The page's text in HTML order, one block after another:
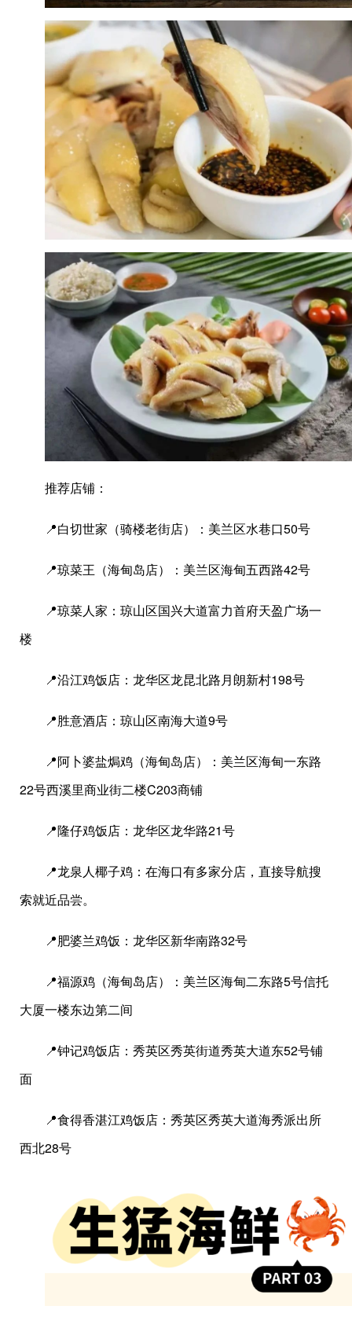
推荐店铺：
📍白切世家（骑楼老街店）：美兰区水巷口50号
📍琼菜王（海甸岛店）：美兰区海甸五西路42号
📍琼菜人家：琼山区国兴大道富力首府天盈广场一
楼
📍沿江鸡饭店：龙华区龙昆北路月朗新村198号
📍胜意酒店：琼山区南海大道9号
📍阿卜婆盐焗鸡（海甸岛店）：美兰区海甸一东路
22号西溪里商业街二楼C203商铺
📍隆仔鸡饭店：龙华区龙华路21号
📍龙泉人椰子鸡：在海口有多家分店，直接导航搜
索就近品尝。
📍肥婆兰鸡饭：龙华区新华南路32号
📍福源鸡（海甸岛店）：美兰区海甸二东路5号信托
大厦一楼东边第二间
📍钟记鸡饭店：秀英区秀英街道秀英大道东52号铺
面
📍食得香湛江鸡饭店：秀英区秀英大道海秀派出所
西北28号